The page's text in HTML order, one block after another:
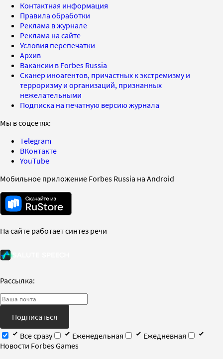
Контактная информация
Правила обработки
Реклама в журнале
Реклама на сайте
Условия перепечатки
Архив
Вакансии в Forbes Russia
Сканер иноагентов, причастных к экстремизму и
терроризму и организаций, признанных
нежелательными
Подписка на печатную версию журнала
Мы в соцсетях:
Telegram
ВКонтакте
YouTube
Мобильное приложение Forbes Russia на Android
На сайте работает синтез речи
Рассылка:
Подписаться
Все сразу
Еженедельная
Ежедневная
Новости Forbes Games